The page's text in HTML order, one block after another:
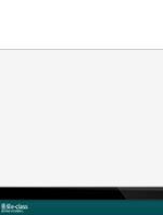
프로그램